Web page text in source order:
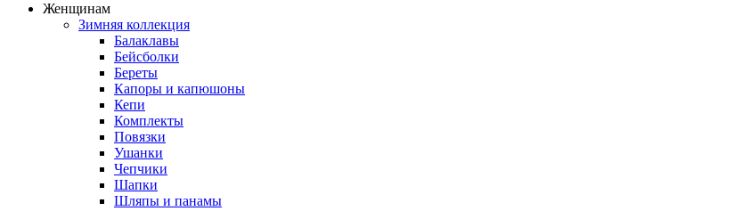
Женщинам
Зимняя коллекция
Балаклавы
Бейсболки
Береты
Капоры и капюшоны
Кепи
Комплекты
Повязки
Ушанки
Чепчики
Шапки
Шляпы и панамы